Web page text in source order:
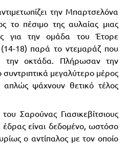
την Μπαρτσελόνα
το πέσιμο της αυλαίας μιας
για την ομάδα του Έτορε
18) παρά το ντεμαράζ που
την οκτάδα. Πλήρωσαν την
συντριπτικά μεγαλύτερο μέρος
ψάχνουν θετικό τέλος
Σαρούνας Γιασικεβίτσιους
είναι δεδομένο, ωστόσο
ο αντίπαλος με τον οποίο